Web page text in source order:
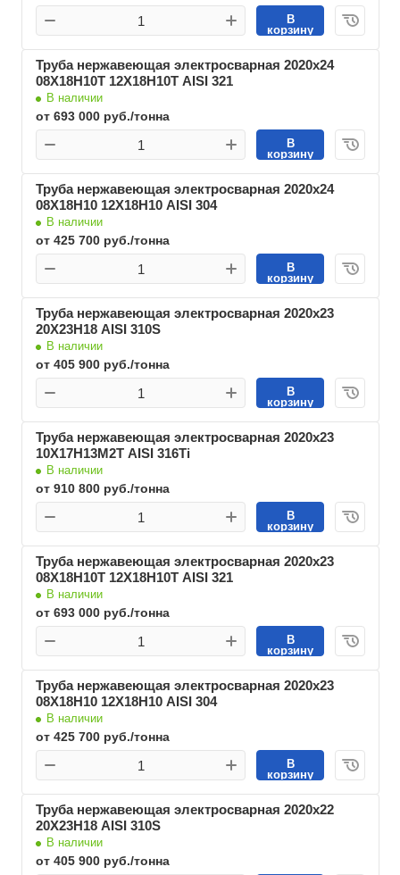
В
корзину
Труба нержавеющая электросварная 2020х24
08Х18Н10Т 12Х18Н10Т AISI 321
В наличии
от 693 000 руб./тонна
В
корзину
Труба нержавеющая электросварная 2020х24
08Х18Н10 12Х18Н10 AISI 304
В наличии
от 425 700 руб./тонна
В
корзину
Труба нержавеющая электросварная 2020х23
20Х23Н18 AISI 310S
В наличии
от 405 900 руб./тонна
В
корзину
Труба нержавеющая электросварная 2020х23
10Х17Н13М2Т AISI 316Ti
В наличии
от 910 800 руб./тонна
В
корзину
Труба нержавеющая электросварная 2020х23
08Х18Н10Т 12Х18Н10Т AISI 321
В наличии
от 693 000 руб./тонна
В
корзину
Труба нержавеющая электросварная 2020х23
08Х18Н10 12Х18Н10 AISI 304
В наличии
от 425 700 руб./тонна
В
корзину
Труба нержавеющая электросварная 2020х22
20Х23Н18 AISI 310S
В наличии
от 405 900 руб./тонна